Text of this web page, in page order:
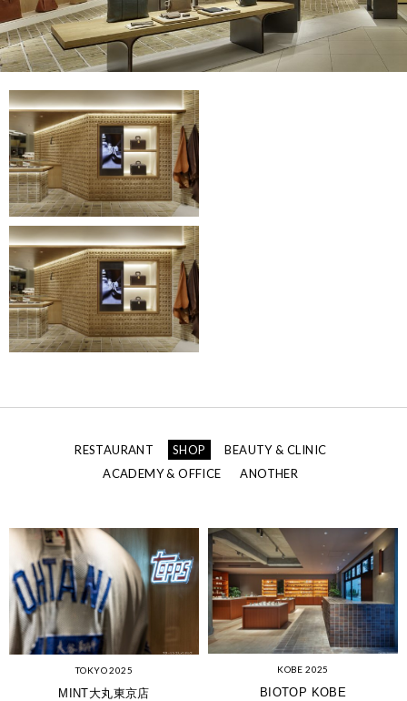
RESTAURANT SHOP
BEAUTY & CLINIC
ACADEMY & OFFICE
ANOTHER
TOKYO 2025
MINT大丸東京店
KOBE 2025
BIOTOP KOBE